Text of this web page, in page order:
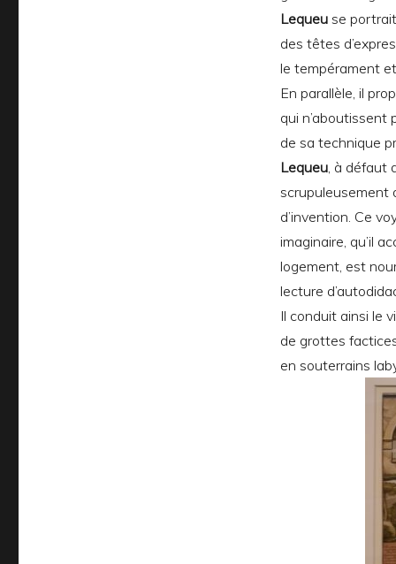
Lequeuse
des têtes
le tempérament
En parallèle, il
qui n’aboutissent
de sa technique
Lequeu, à défaut
scrupuleusement
d’invention. Ce
imaginaire, qu’il
logement, est
lecture
Il conduit ainsi le
de grottes
en souterrains